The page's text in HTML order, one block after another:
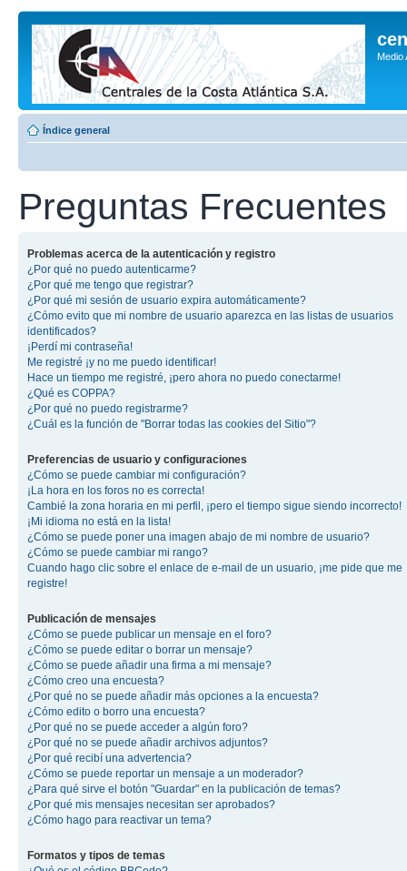
Medio
Índice general
Preguntas Frecuentes
Problemas acerca de la autenticación y registro
¿Por qué no puedo autenticarme?
¿Por qué me tengo que registrar?
¿Por qué mi sesión de usuario expira automáticamente?
¿Cómo evito que mi nombre de usuario aparezca en las listas de usuarios
identificados?
¡Perdí mi contraseña!
Me registré ¡y no me puedo identificar!
Hace un tiempo me registré, ¡pero ahora no puedo conectarme!
¿Qué es COPPA?
¿Por qué no puedo registrarme?
¿Cuál es la función de "Borrar todas las cookies del Sitio"?
Preferencias de usuario y configuraciones
¿Cómo se puede cambiar mi configuración?
¡La hora en los foros no es correcta!
Cambié la zona horaria en mi perfil, ¡pero el tiempo sigue siendo incorrecto!
¡Mi idioma no está en la lista!
¿Cómo se puede poner una imagen abajo de mi nombre de usuario?
¿Cómo se puede cambiar mi rango?
Cuando hago clic sobre el enlace de e-mail de un usuario, ¡me pide que me
registre!
Publicación de mensajes
¿Cómo se puede publicar un mensaje en el foro?
¿Cómo se puede editar o borrar un mensaje?
¿Cómo se puede añadir una firma a mi mensaje?
¿Cómo creo una encuesta?
¿Por qué no se puede añadir más opciones a la encuesta?
¿Cómo edito o borro una encuesta?
¿Por qué no se puede acceder a algún foro?
¿Por qué no se puede añadir archivos adjuntos?
¿Por qué recibí una advertencia?
¿Cómo se puede reportar un mensaje a un moderador?
¿Para qué sirve el botón "Guardar" en la publicación de temas?
¿Por qué mis mensajes necesitan ser aprobados?
¿Cómo hago para reactivar un tema?
Formatos y tipos de temas